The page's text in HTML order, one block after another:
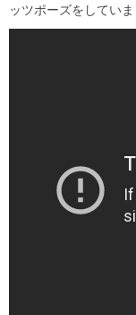
ッツポーズをしていま